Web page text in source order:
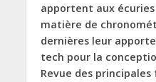
apportent aux
matière de
dernières leur
tech pour la
Revue des